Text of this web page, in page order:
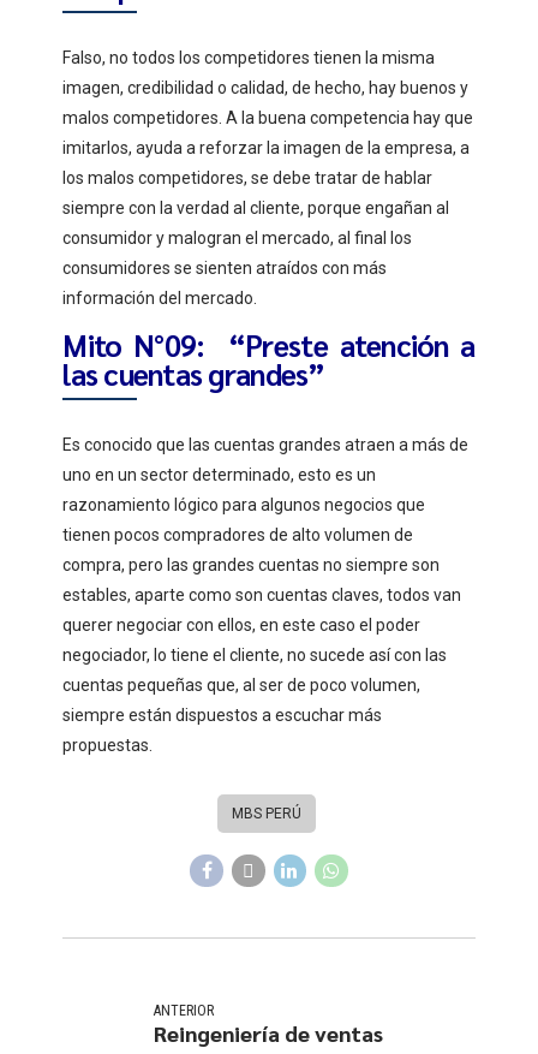
Falso, no todos los competidores tienen la misma
imagen, credibilidad o calidad, de hecho, hay buenos y
malos competidores. A la buena competencia hay que
imitarlos, ayuda a reforzar la imagen de la empresa, a
los malos competidores, se debe tratar de hablar
siempre con la verdad al cliente, porque engañan al
consumidor y malogran el mercado, al final los
consumidores se sienten atraídos con más
información del mercado.
Mito N°09: “Preste atención a
las cuentas grandes”
Es conocido que las cuentas grandes atraen a más de
uno en un sector determinado, esto es un
razonamiento lógico para algunos negocios que
tienen pocos compradores de alto volumen de
compra, pero las grandes cuentas no siempre son
estables, aparte como son cuentas claves, todos van
querer negociar con ellos, en este caso el poder
negociador, lo tiene el cliente, no sucede así con las
cuentas pequeñas que, al ser de poco volumen,
siempre están dispuestos a escuchar más
propuestas.
MBS PERÚ
ANTERIOR
Reingeniería de ventas